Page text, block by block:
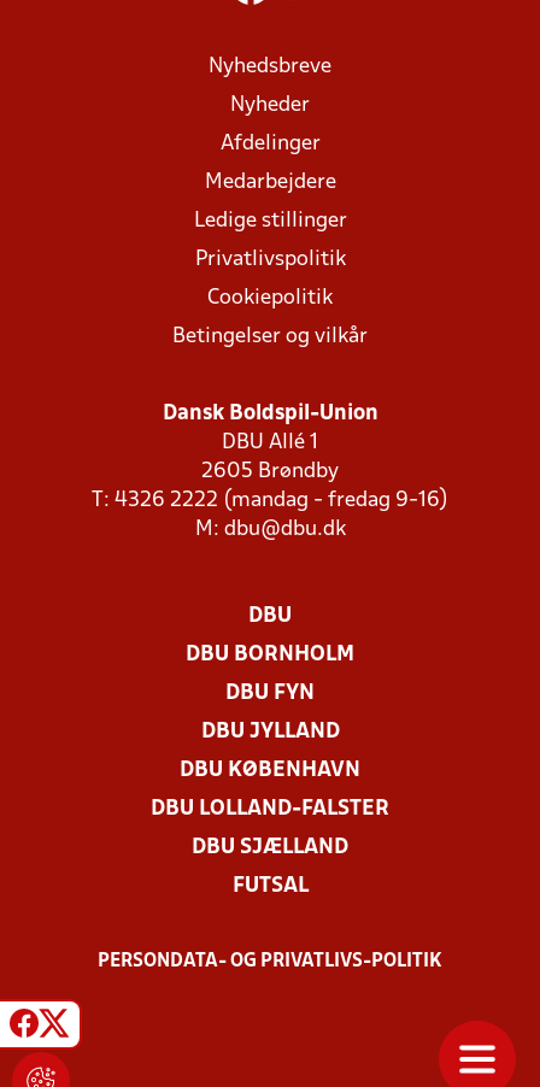
Nyhedsbreve
Nyheder
Afdelinger
Medarbejdere
Ledige stillinger
Privatlivspolitik
Cookiepolitik
Betingelser og vilkår
Dansk Boldspil-Union
DBU Allé 1
2605 Brøndby
T: 4326 2222 (mandag - fredag 9-16)
M: dbu@dbu.dk
DBU
DBU BORNHOLM
DBU FYN
DBU JYLLAND
DBU KØBENHAVN
DBU LOLLAND-FALSTER
DBU SJÆLLAND
FUTSAL
PERSONDATA- OG PRIVATLIVS-POLITIK